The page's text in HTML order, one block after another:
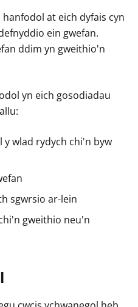
at eich dyfais cyn
ein gwefan.
ddim yn gweithio'n
yn eich gosodiadau
y wlad rydych chi'n byw
sgwrsio ar-lein
gweithio neu'n